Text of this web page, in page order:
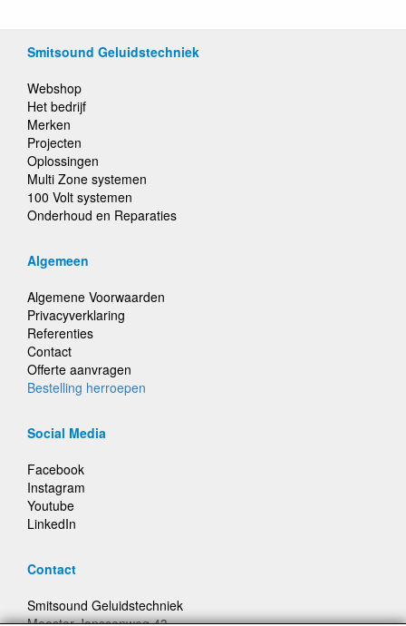
Smitsound Geluidstechniek
Webshop
Het bedrijf
Merken
Projecten
Oplossingen
Multi Zone systemen
100 Volt systemen
Onderhoud en Reparaties
Algemeen
Algemene Voorwaarden
Privacyverklaring
Referenties
Contact
Offerte aanvragen
Bestelling herroepen
Social Media
Facebook
Instagram
Youtube
LinkedIn
Contact
Smitsound Geluidstechniek